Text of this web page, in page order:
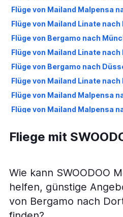
Flüge von Mailand Malpensa
Flüge von Mailand Linate nach
Flüge von Bergamo nach
Flüge von Mailand Linate
Flüge von Bergamo nach
Flüge von Mailand Linate nach
Flüge von Mailand Malpensa
Flüge von Mailand Malpensa
Flüge von Mailand Linate nach
Flüge von Mailand Malpensa
Flüge von Bergamo nach
Fliege mit
Wie kann SWOODOO
helfen, günstige
von Bergamo nach